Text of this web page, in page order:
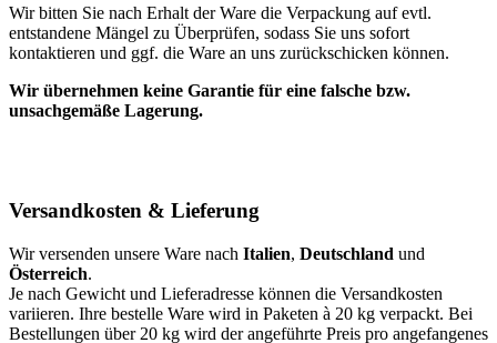
Wir bitten Sie nach Erhalt der Ware die Verpackung auf evtl.
entstandene Mängel zu Überprüfen, sodass Sie uns sofort
kontaktieren und ggf. die Ware an uns zurückschicken können.
Wir übernehmen keine Garantie für eine falsche bzw.
unsachgemäße Lagerung.
Versandkosten & Lieferung
Wir versenden unsere Ware nach Italien, Deutschland und
Österreich.
Je nach Gewicht und Lieferadresse können die Versandkosten
variieren. Ihre bestelle Ware wird in Paketen à 20 kg verpackt. Bei
Bestellungen über 20 kg wird der angeführte Preis pro angefangenes